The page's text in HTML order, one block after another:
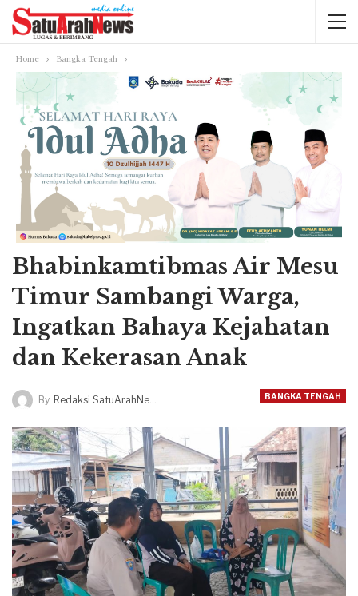
Home Bangka Tengah
Bhabinkamtibmas Air Mesu
Timur Sambangi Warga,
Ingatkan Bahaya Kejahatan
dan Kekerasan Anak
BANGKA TENGAH
By Redaksi SatuArahNews